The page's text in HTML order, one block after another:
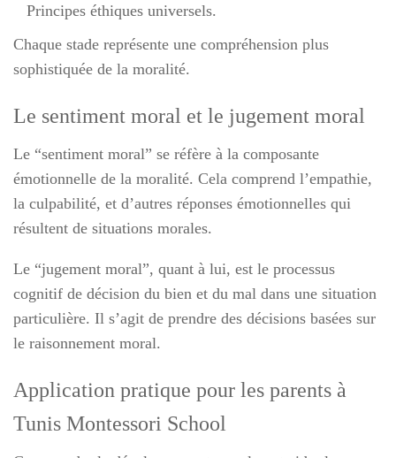
Principes éthiques universels.
Chaque stade représente une compréhension plus
sophistiquée de la moralité.
Le sentiment moral et le jugement moral
Le “sentiment moral” se réfère à la composante
émotionnelle de la moralité. Cela comprend l’empathie,
la culpabilité, et d’autres réponses émotionnelles qui
résultent de situations morales.
Le “jugement moral”, quant à lui, est le processus
cognitif de décision du bien et du mal dans une situation
particulière. Il s’agit de prendre des décisions basées sur
le raisonnement moral.
Application pratique pour les parents à
Tunis Montessori School